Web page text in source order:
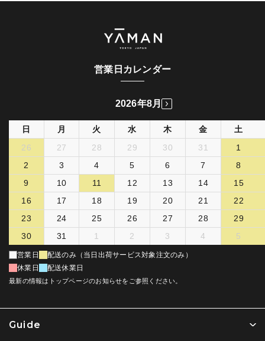
Guide
営業日カレンダー
2026年8月
日 月 火 水 木 金
土
26
27 28 29 30 31
1
2
3 4 5 6 7
8
9
10 11 12 13 14
15
16
17 18 19 20 21
22
23
24 25 26 27 28
29
30
31 1 2 3 4 5
営業日
配送のみ（当日出荷サービス対象注文のみ）
休業日
配送休業日
最新の情報はトップページのお知らせをご参照ください。